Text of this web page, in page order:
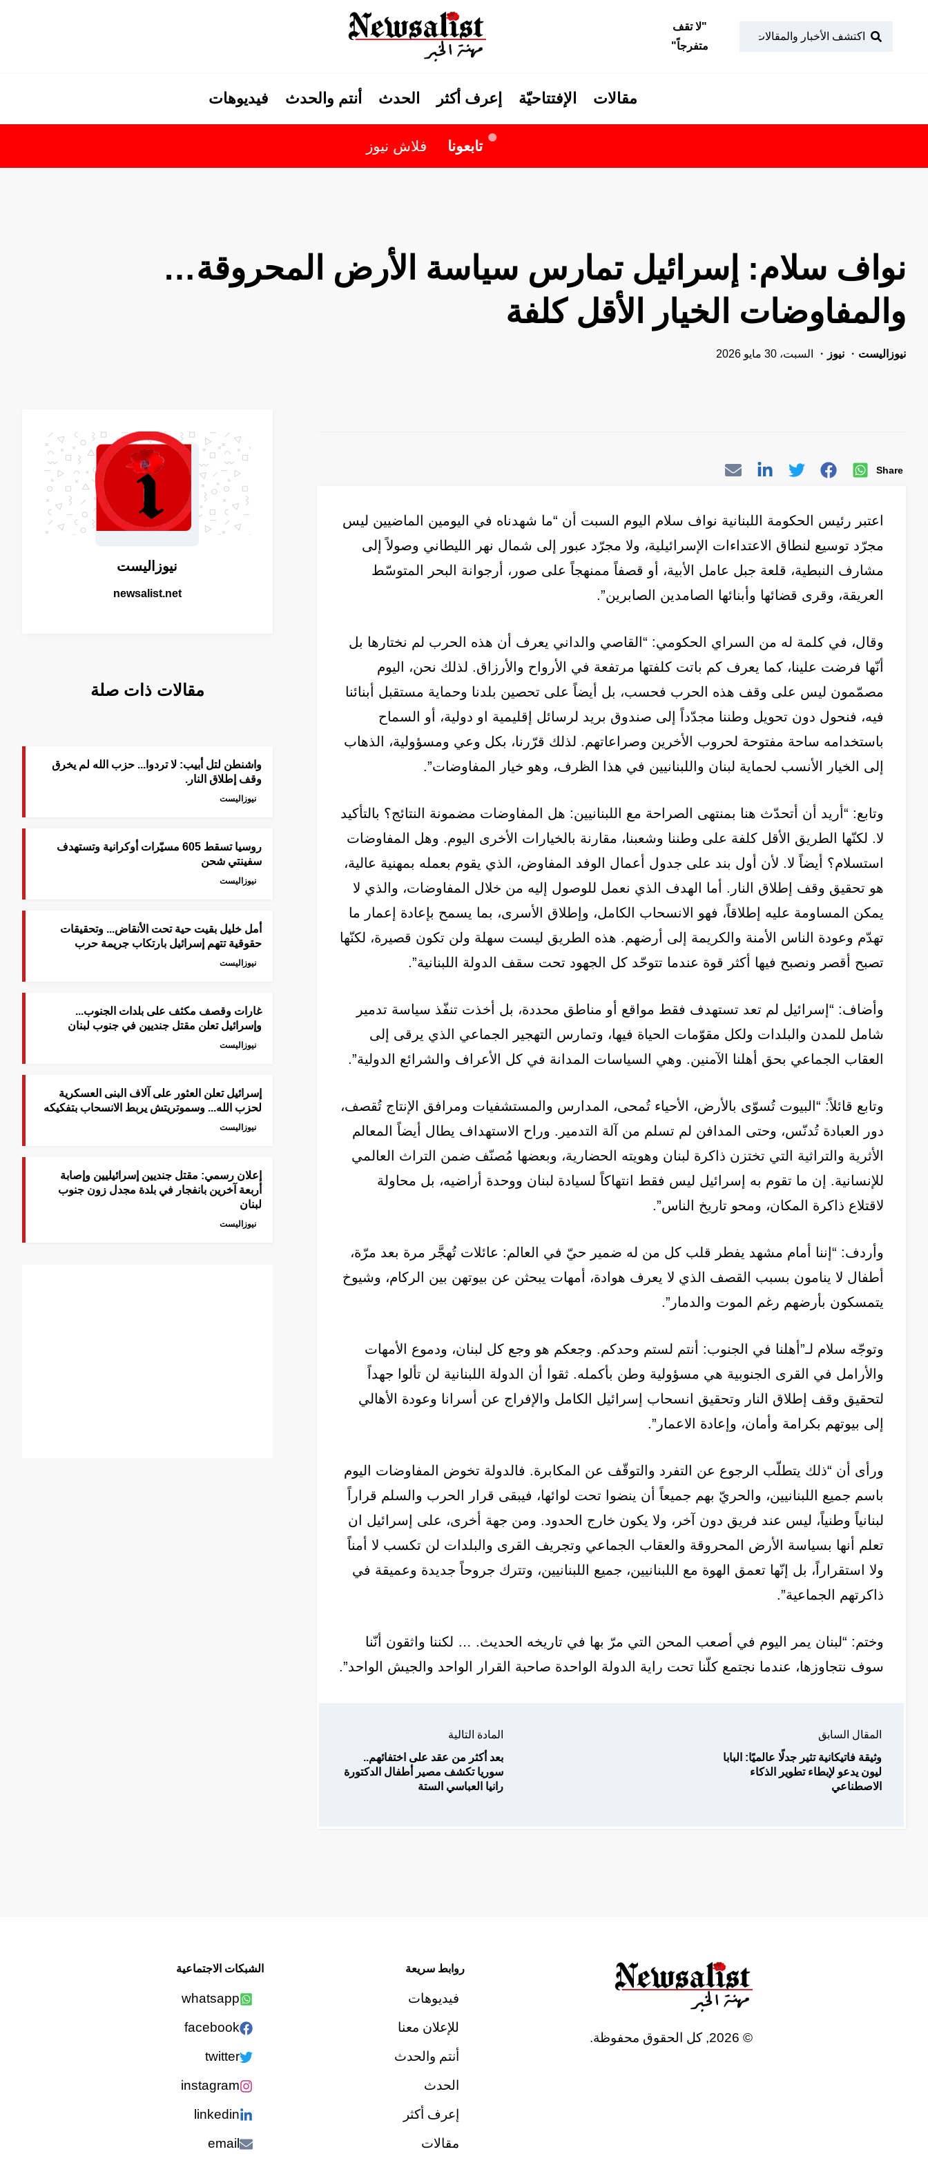
"لا تقف
متفرجاً"
مقالات الإفتتاحيّة إعرف أكثر الحدث أنتم والحدث فيديوهات
فلاش نيوز
نواف سلام: إسرائيل تمارس سياسة الأرض المحروقة…
والمفاوضات الخيار الأقل كلفة
نيوزاليست نيوز السبت، 30 مايو 2026
Share
اعتبر رئيس الحكومة اللبنانية نواف سلام اليوم السبت أن “ما شهدناه في اليومين الماضيين ليس
مجرّد توسيع لنطاق الاعتداءات الإسرائيلية، ولا مجرّد عبور إلى شمال نهر الليطاني وصولاً إلى
مشارف النبطية، قلعة جبل عامل الأبية، أو قصفاً ممنهجاً على صور، أرجوانة البحر المتوسّط
العريقة، وقرى قضائها وأبنائها الصامدين الصابرين”.
وقال، في كلمة له من السراي الحكومي: “القاصي والداني يعرف أن هذه الحرب لم نختارها بل
أنّها فرضت علينا، كما يعرف كم باتت كلفتها مرتفعة في الأرواح والأرزاق. لذلك نحن، اليوم
مصمّمون ليس على وقف هذه الحرب فحسب، بل أيضاً على تحصين بلدنا وحماية مستقبل أبنائنا
فيه، فنحول دون تحويل وطننا مجدّداً إلى صندوق بريد لرسائل إقليمية او دولية، أو السماح
باستخدامه ساحة مفتوحة لحروب الأخرين وصراعاتهم. لذلك قرّرنا، بكل وعي ومسؤولية، الذهاب
إلى الخيار الأنسب لحماية لبنان واللبنانيين في هذا الظرف، وهو خيار المفاوضات”.
وتابع: “أريد أن أتحدّث هنا بمنتهى الصراحة مع اللبنانيين: هل المفاوضات مضمونة النتائج؟ بالتأكيد
لا. لكنّها الطريق الأقل كلفة على وطننا وشعبنا، مقارنة بالخيارات الأخرى اليوم. وهل المفاوضات
استسلام؟ أيضاً لا. لأن أول بند على جدول أعمال الوفد المفاوض، الذي يقوم بعمله بمهنية عالية،
هو تحقيق وقف إطلاق النار. أما الهدف الذي نعمل للوصول إليه من خلال المفاوضات، والذي لا
يمكن المساومة عليه إطلاقاً، فهو الانسحاب الكامل، وإطلاق الأسرى، بما يسمح بإعادة إعمار ما
تهدّم وعودة الناس الأمنة والكريمة إلى أرضهم. هذه الطريق ليست سهلة ولن تكون قصيرة، لكنّها
تصبح أقصر ونصبح فيها أكثر قوة عندما تتوحّد كل الجهود تحت سقف الدولة اللبنانية”.
وأضاف: “إسرائيل لم تعد تستهدف فقط مواقع أو مناطق محددة، بل أخذت تنفّذ سياسة تدمير
شامل للمدن والبلدات ولكل مقوّمات الحياة فيها، وتمارس التهجير الجماعي الذي يرقى إلى
العقاب الجماعي بحق أهلنا الآمنين. وهي السياسات المدانة في كل الأعراف والشرائع الدولية”.
وتابع قائلاً: “البيوت تُسوّى بالأرض، الأحياء تُمحى، المدارس والمستشفيات ومرافق الإنتاج تُقصف،
دور العبادة تُدنّس، وحتى المدافن لم تسلم من آلة التدمير. وراح الاستهداف يطال أيضاً المعالم
الأثرية والتراثية التي تختزن ذاكرة لبنان وهويته الحضارية، وبعضها مُصنّف ضمن التراث العالمي
للإنسانية. إن ما تقوم به إسرائيل ليس فقط انتهاكاً لسيادة لبنان ووحدة أراضيه، بل محاولة
لاقتلاع ذاكرة المكان، ومحو تاريخ الناس”.
وأردف: “إننا أمام مشهد يفطر قلب كل من له ضمير حيّ في العالم: عائلات تُهجَّر مرة بعد مرّة،
أطفال لا ينامون بسبب القصف الذي لا يعرف هوادة، أمهات يبحثن عن بيوتهن بين الركام، وشيوخ
يتمسكون بأرضهم رغم الموت والدمار”.
وتوجّه سلام لـ”أهلنا في الجنوب: أنتم لستم وحدكم. وجعكم هو وجع كل لبنان، ودموع الأمهات
والأرامل في القرى الجنوبية هي مسؤولية وطن بأكمله. ثقوا أن الدولة اللبنانية لن تألوا جهداً
لتحقيق وقف إطلاق النار وتحقيق انسحاب إسرائيل الكامل والإفراج عن أسرانا وعودة الأهالي
إلى بيوتهم بكرامة وأمان، وإعادة الاعمار”.
ورأى أن “ذلك يتطلّب الرجوع عن التفرد والتوقّف عن المكابرة. فالدولة تخوض المفاوضات اليوم
باسم جميع اللبنانيين، والحريّ بهم جميعاً أن ينضوا تحت لوائها، فيبقى قرار الحرب والسلم قراراً
لبنانياً وطنياً، ليس عند فريق دون آخر، ولا يكون خارج الحدود. ومن جهة أخرى، على إسرائيل ان
تعلم أنها بسياسة الأرض المحروقة والعقاب الجماعي وتجريف القرى والبلدات لن تكسب لا أمناً
ولا استقراراً، بل إنّها تعمق الهوة مع اللبنانيين، جميع اللبنانيين، وتترك جروحاً جديدة وعميقة في
ذاكرتهم الجماعية”.
وختم: “لبنان يمر اليوم في أصعب المحن التي مرّ بها في تاريخه الحديث. … لكننا واثقون أنّنا
سوف نتجاوزها، عندما نجتمع كلّنا تحت راية الدولة الواحدة صاحبة القرار الواحد والجيش الواحد”.
المقال السابق
وثيقة فاتيكانية تثير جدلًا عالميًا: البابا
ليون يدعو لإبطاء تطوير الذكاء
الاصطناعي
المادة التالية
بعد أكثر من عقد على اختفائهم..
سوريا تكشف مصير أطفال الدكتورة
رانيا العباسي الستة
نيوزاليست
newsalist.net
مقالات ذات صلة
واشنطن لتل أبيب: لا تردوا... حزب الله لم يخرق
وقف إطلاق النار.
نيوزاليست
روسيا تسقط 605 مسيّرات أوكرانية وتستهدف
سفينتي شحن
نيوزاليست
أمل خليل بقيت حية تحت الأنقاض... وتحقيقات
حقوقية تتهم إسرائيل بارتكاب جريمة حرب
نيوزاليست
غارات وقصف مكثف على بلدات الجنوب...
وإسرائيل تعلن مقتل جنديين في جنوب لبنان
نيوزاليست
إسرائيل تعلن العثور على آلاف البنى العسكرية
لحزب الله... وسموتريتش يربط الانسحاب بتفكيكه
نيوزاليست
إعلان رسمي: مقتل جنديين إسرائيليين وإصابة
أربعة آخرين بانفجار في بلدة مجدل زون جنوب
لبنان
نيوزاليست
©
2026, كل الحقوق محفوظة.
روابط سريعة
فيديوهات
للإعلان معنا
أنتم والحدث
الحدث
إعرف أكثر
مقالات
الشبكات الاجتماعية
whatsapp
facebook
twitter
instagram
linkedin
email